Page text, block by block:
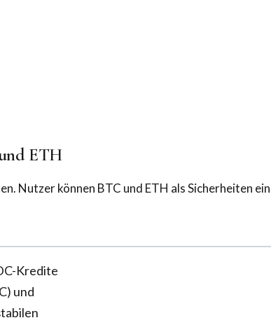
ETH
Nutzer können BTC und ETH als Sicherheiten
Kredite
und